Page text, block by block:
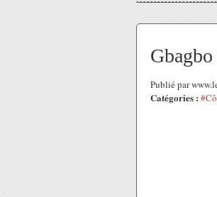
Publié par
Catégories :